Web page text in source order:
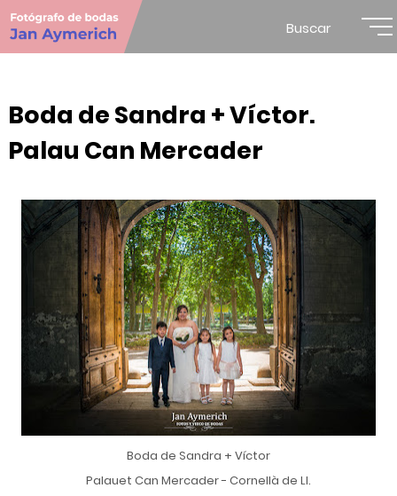
Buscar
Boda de Sandra + Víctor.
Palau Can Mercader
Boda de Sandra + Víctor
Palauet Can Mercader - Cornellà de Ll.